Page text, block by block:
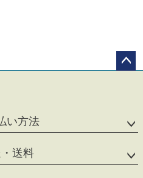
い方法
送料